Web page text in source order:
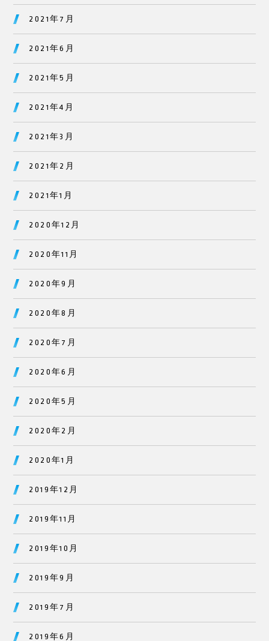
2021年7月
2021年6月
2021年5月
2021年4月
2021年3月
2021年2月
2021年1月
2020年12月
2020年11月
2020年9月
2020年8月
2020年7月
2020年6月
2020年5月
2020年2月
2020年1月
2019年12月
2019年11月
2019年10月
2019年9月
2019年7月
2019年6月